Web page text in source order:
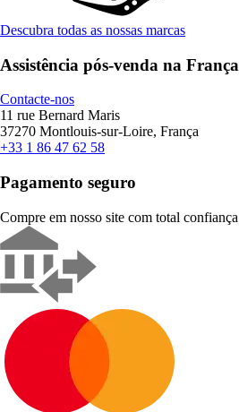
Descubra todas as nossas marcas
Assistência pós-venda na França
Contacte-nos
11 rue Bernard Maris
37270 Montlouis-sur-Loire, França
+33 1 86 47 62 58
Pagamento seguro
Compre em nosso site com total confiança